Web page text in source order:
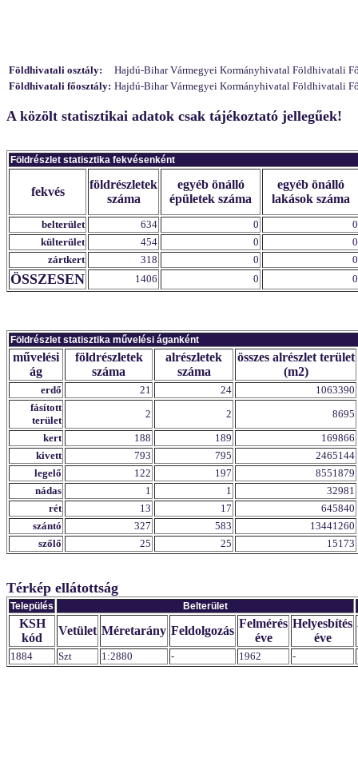
Földhivatali osztály:
Hajdú-Bihar Vármegyei Kormányhivatal Földhivatali
Földhivatali főosztály: Hajdú-Bihar Vármegyei Kormányhivatal Földhivatali
A közölt statisztikai adatok csak tájékoztató jellegűek!
Földrészlet statisztika fekvésenként
fekvés
földrészletek
száma
egyéb önálló
épületek száma
egyéb önálló
lakások száma
belterület 634 0
0
külterület
454 0
0
zártkert
318 0 0
ÖSSZESEN 1406 0 0
Földrészlet statisztika művelési áganként
művelési
ág
földrészletek
száma
alrészletek
száma
összes alrészlet terület
(m2)
erdő 21 24
1063390
fásított
terület
2 2
8695
kert
188 189
169866
kivett
793 795
2465144
legelő
122 197
8551879
nádas
1 1
32981
rét
13 17
645840
szántó
327 583
13441260
szőlő
25 25 15173
Térkép ellátottság
Település Belterület
KSH
kód
Vetület Méretarány Feldolgozás
Felmérés
éve
Helyesbítés
éve
1884 Szt 1:2880 - 1962 -